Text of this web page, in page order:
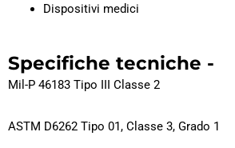
Dispositivi medici
Specifiche tecniche -
Mil-P 46183 Tipo III Classe 2
ASTM D6262 Tipo 01, Classe 3, Grado 1